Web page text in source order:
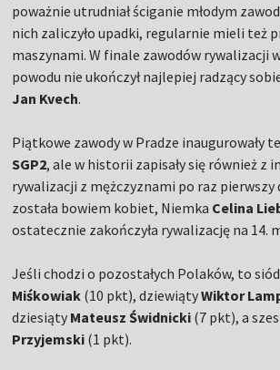
poważnie utrudniał ściganie młodym
nich zaliczyło upadki, regularnie mieli też
maszynami. W finale zawodów rywalizacji
powodu nie ukończył najlepiej radzący
Jan Kvech.
Piątkowe zawody w Pradze inaugurowały
SGP2, ale w historii zapisały się również z
rywalizacji z mężczyznami po raz pierwszy
została bowiem kobiet, Niemka Celina
ostatecznie zakończyła rywalizację na 14.
Jeśli chodzi o pozostałych Polaków, to
Miśkowiak (10 pkt), dziewiątyWiktor
dziesiąty Mateusz Świdnicki (7 pkt), a
Przyjemski (1 pkt).